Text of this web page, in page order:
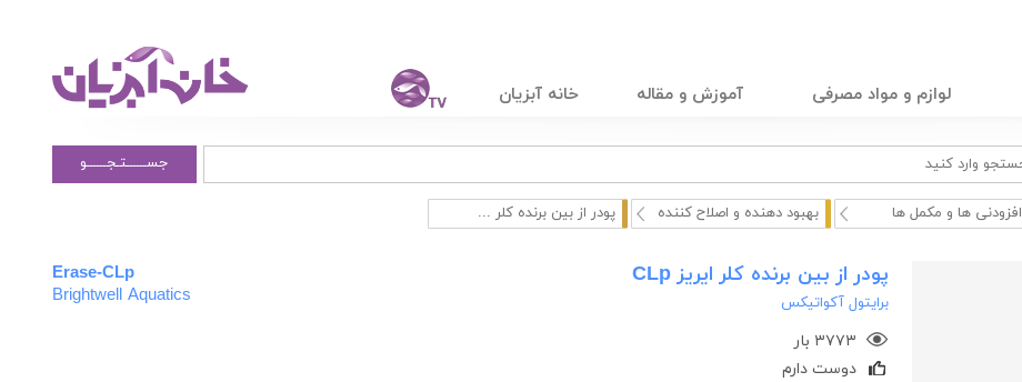
لوازم و مواد مصرفی آموزش و مقاله خانه آبزیان
جســــــتـجــــــو
افزودنی ها و مکمل ها بهبود دهنده و اصلاح کننده پودر از بین برنده کلر ...
پودر از بین برنده کلر ایریز CLp
برایتول آکواتیکس
۳۷۷۳ بار
دوست دارم
Erase-CLp
Brightwell Aquatics